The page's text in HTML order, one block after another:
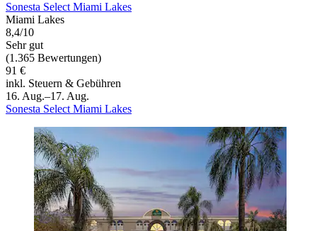
Sonesta Select Miami Lakes
Miami Lakes
8,4/10
Sehr gut
(1.365 Bewertungen)
91 €
inkl. Steuern & Gebühren
16. Aug.–17. Aug.
Sonesta Select Miami Lakes